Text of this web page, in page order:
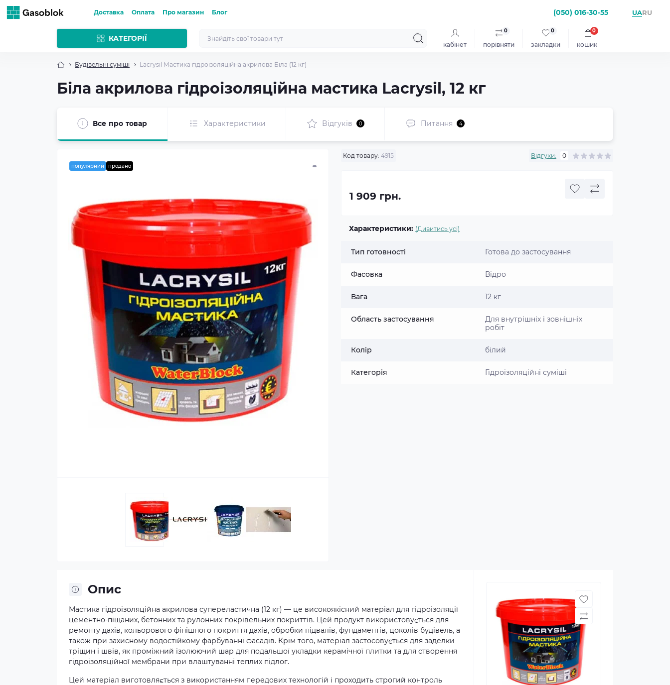
Доставка Оплата Про магазин Блог (050) 016-30-55 UARU
КАТЕГОРІЇ
кабінет порівняти
0
закладки
0
кошик
0
Будівельні суміші Lacrysil Мастика гідроізоляційна акрилова Біла (12 кг)
Біла акрилова гідроізоляційна мастика Lacrysil, 12 кг
Все про товар Характеристики Відгуків 0 Питання 4
популярний продано
Код товару: 4915 Відгуки: 0
1 909 грн.
Характеристики: (Дивитись усі)
Тип готовності Готова до застосування
Фасовка Відро
Вага 12 кг
Область застосування
Для внутрішніх і зовнішніх
робіт
Колір білий
Категорія Гідроізоляційні суміші
Опис
Мастика гідроізоляційна акрилова супереластична (12 кг) — це високоякісний матеріал для гідроізоляції
цементно-піщаних, бетонних та рулонних покрівельних покриттів. Цей продукт використовується для
ремонту дахів, кольорового фінішного покриття дахів, обробки підвалів, фундаментів, цоколів будівель, а
також при захисному водостійкому фарбуванні фасадів. Крім того, матеріал застосовується для заделки
тріщин і швів, як проміжний ізолюючий шар для подальшої укладки керамічної плитки та для створення
гідроізоляційної мембрани при влаштуванні теплих підлог.
Цей матеріал виготовляється з використанням передових технологій і проходить строгий контроль